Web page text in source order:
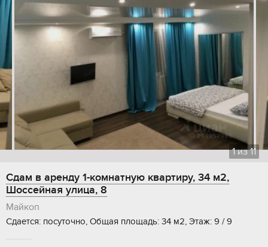
1из11
Сдам в аренду 1-комнатную квартиру, 34 м2,
Шоссейная улица, 8
Майкоп
Сдается: посуточно, Общая площадь: 34 м2, Этаж: 9 / 9